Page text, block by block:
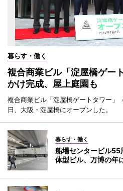
暮らす・働く
複合商業ビル「淀屋橋ゲ
かけ完成、屋上庭園も
複合商業ビル「淀屋橋ゲートタワー」
日、大阪・淀屋橋にオープンした。
暮らす・働く
船場センタービル
体型ビル、万博の年